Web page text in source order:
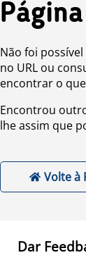
Não foi
no URL ou
encontrar o
Encontrou
lhe assim que
Volte à
Dar